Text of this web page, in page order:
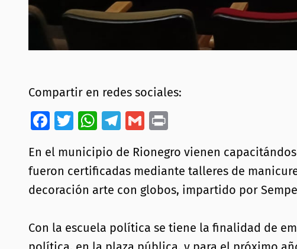
Compartir en redes sociales:
Facebook
Twitter
WhatsApp
Telegram
Gmail
En el municipio de Rionegro vienen
fueron certificadas mediante talleres de
decoración arte con globos, impartido por
Con la escuela política se tiene la finalidad de